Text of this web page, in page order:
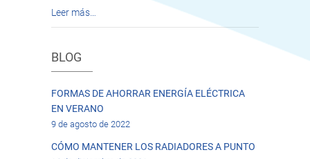
Leer más…
BLOG
FORMAS DE AHORRAR ENERGÍA ELÉCTRICA
EN VERANO
9 de agosto de 2022
CÓMO MANTENER LOS RADIADORES A PUNTO